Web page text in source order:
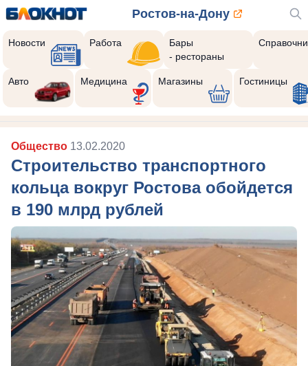
Ростов-на-Дону
Новости Работа
Бары
- рестораны
Авто Медицина Магазины Гостиницы
Общество 13.02.2020
Строительство транспортного
кольца вокруг Ростова обойдется
в 190 млрд рублей